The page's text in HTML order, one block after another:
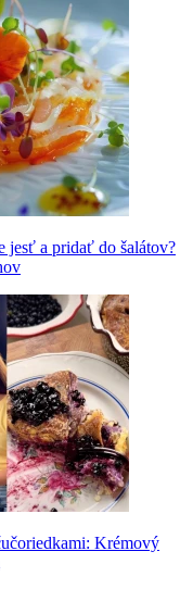
jesť a pridať do šalátov?
Krémový